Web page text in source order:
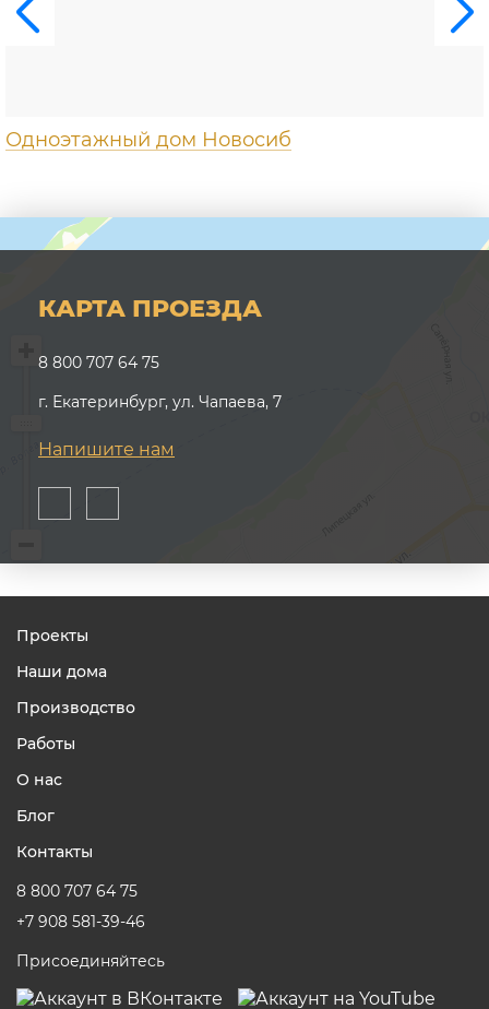
Одноэтажный дом Новосиб
КАРТА ПРОЕЗДА
8 800 707 64 75
г. Екатеринбург, ул. Чапаева, 7
Напишите нам
Проекты
Наши дома
Производство
Работы
О нас
Блог
Контакты
8 800 707 64 75
+7 908 581-39-46
Присоединяйтесь